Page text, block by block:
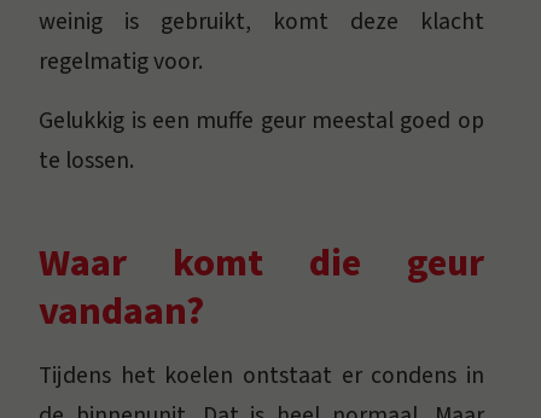
weinig is gebruikt, komt deze klacht
regelmatig voor.
Gelukkig is een muffe geur meestal goed op
te lossen.
Waar komt die geur
vandaan?
Tijdens het koelen ontstaat er condens in